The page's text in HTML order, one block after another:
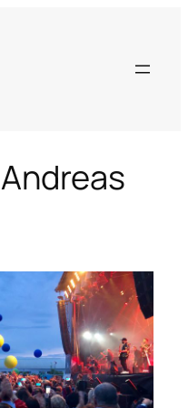
Andreas